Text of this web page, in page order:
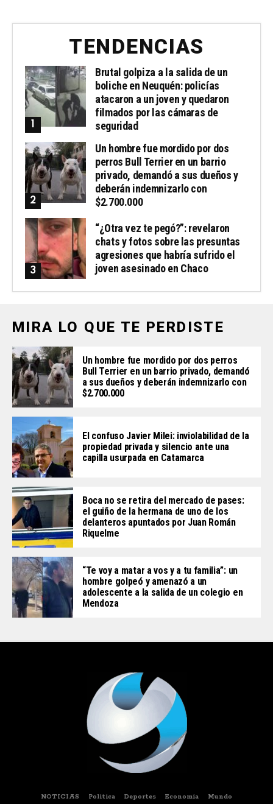
TENDENCIAS
Brutal golpiza a la salida de un
boliche en Neuquén: policías
atacaron a un joven y quedaron
filmados por las cámaras de
seguridad
Un hombre fue mordido por dos
perros Bull Terrier en un barrio
privado, demandó a sus dueños y
deberán indemnizarlo con
$2.700.000
“¿Otra vez te pegó?”: revelaron
chats y fotos sobre las presuntas
agresiones que habría sufrido el
joven asesinado en Chaco
MIRA LO QUE TE PERDISTE
Un hombre fue mordido por dos perros
Bull Terrier en un barrio privado, demandó
a sus dueños y deberán indemnizarlo con
$2.700.000
El confuso Javier Milei: inviolabilidad de la
propiedad privada y silencio ante una
capilla usurpada en Catamarca
Boca no se retira del mercado de pases:
el guiño de la hermana de uno de los
delanteros apuntados por Juan Román
Riquelme
“Te voy a matar a vos y a tu familia”: un
hombre golpeó y amenazó a un
adolescente a la salida de un colegio en
Mendoza
NOTICIAS Politica Deportes Economia Mundo